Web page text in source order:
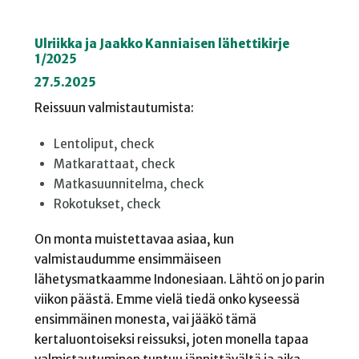
Ulriikka ja Jaakko Kanniaisen lähettikirje
1/2025
27.5.2025
Reissuun valmistautumista:
Lentoliput, check
Matkarattaat, check
Matkasuunnitelma, check
Rokotukset, check
On monta muistettavaa asiaa, kun
valmistaudumme ensimmäiseen
lähetysmatkaamme Indonesiaan. Lähtö on jo parin
viikon päästä. Emme vielä tiedä onko kyseessä
ensimmäinen monesta, vai jääkö tämä
kertaluontoiseksi reissuksi, joten monella tapaa